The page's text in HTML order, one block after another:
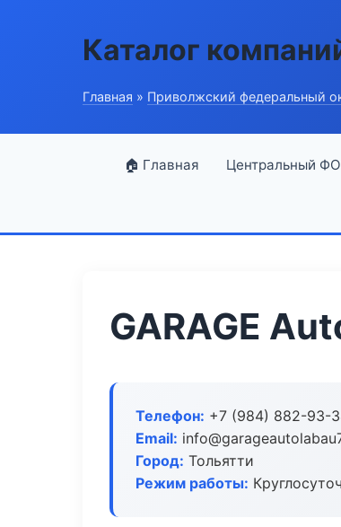
Каталог
Главная » Приволжский федеральный
🏠 Главная Центральный ФО
GARAGE
Телефон: +7 (984) 882-93-
Email:
Город: Тольятти
Режим работы: